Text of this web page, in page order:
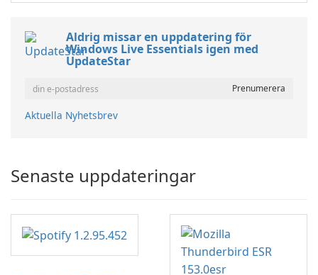
Aldrig missar en uppdatering för
Windows Live Essentials igen med
UpdateStar
Aktuella Nyhetsbrev
Senaste uppdateringar